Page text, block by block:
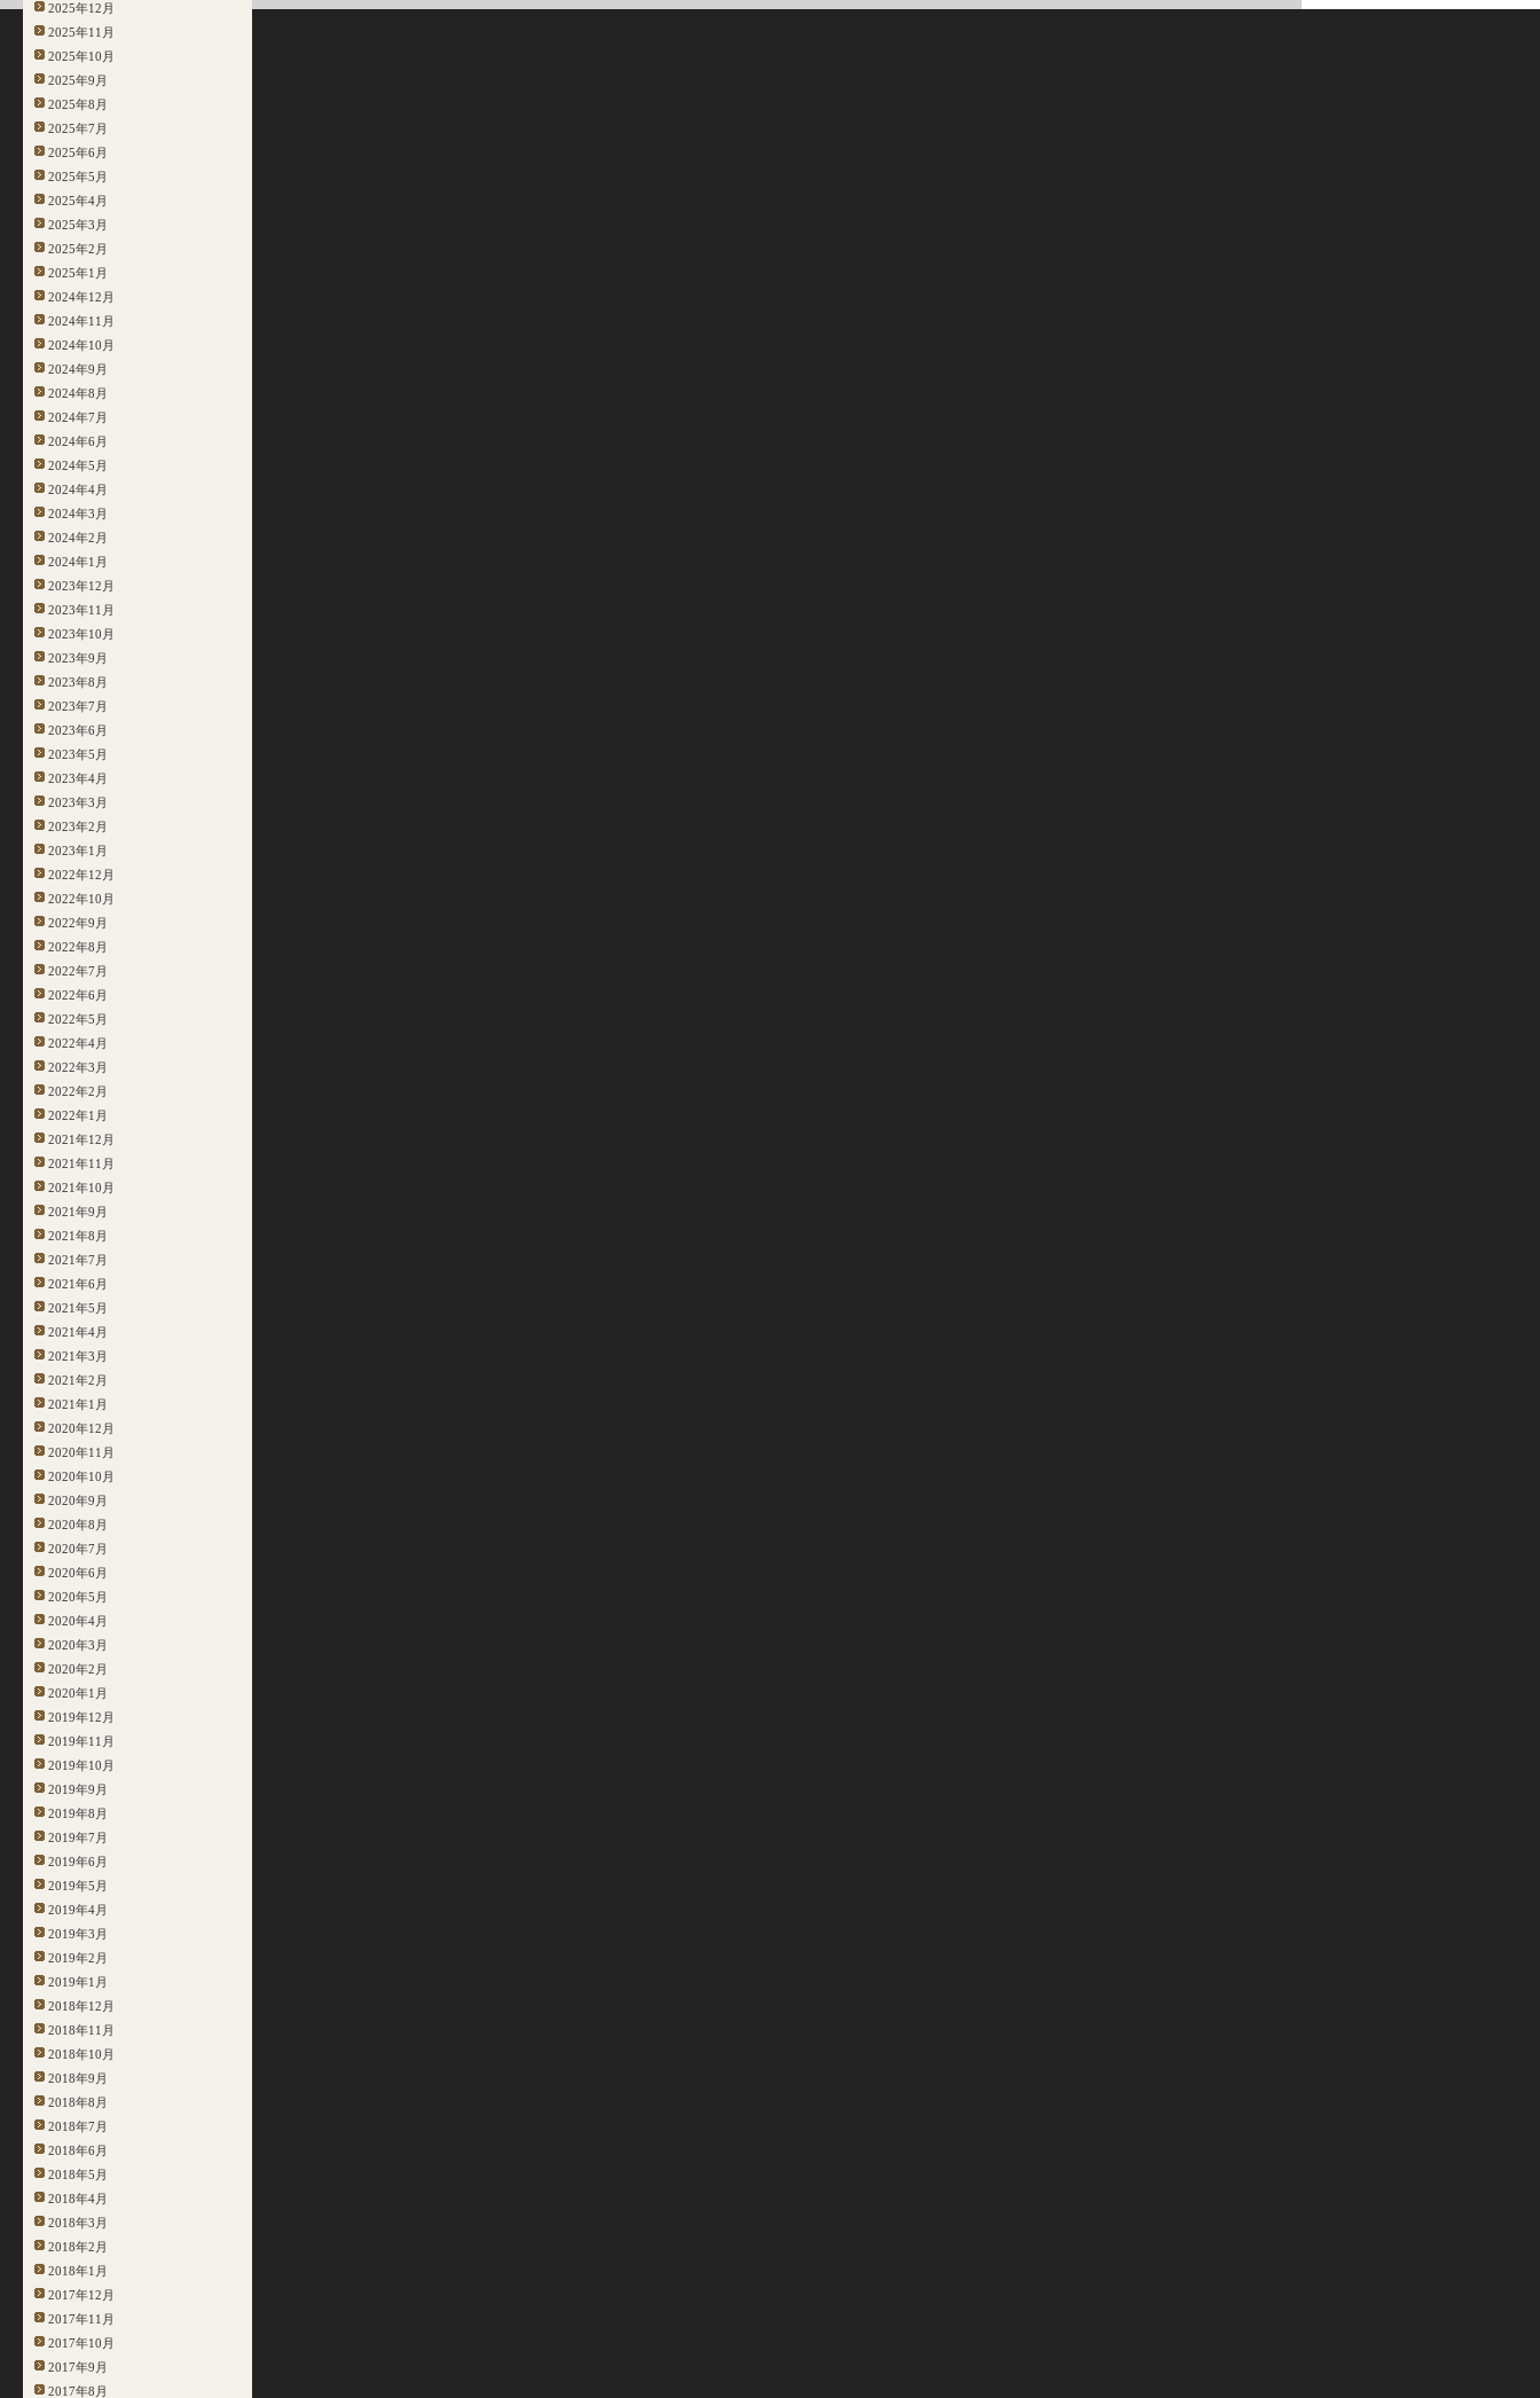
2025年12月
2025年11月
2025年10月
2025年9月
2025年8月
2025年7月
2025年6月
2025年5月
2025年4月
2025年3月
2025年2月
2025年1月
2024年12月
2024年11月
2024年10月
2024年9月
2024年8月
2024年7月
2024年6月
2024年5月
2024年4月
2024年3月
2024年2月
2024年1月
2023年12月
2023年11月
2023年10月
2023年9月
2023年8月
2023年7月
2023年6月
2023年5月
2023年4月
2023年3月
2023年2月
2023年1月
2022年12月
2022年10月
2022年9月
2022年8月
2022年7月
2022年6月
2022年5月
2022年4月
2022年3月
2022年2月
2022年1月
2021年12月
2021年11月
2021年10月
2021年9月
2021年8月
2021年7月
2021年6月
2021年5月
2021年4月
2021年3月
2021年2月
2021年1月
2020年12月
2020年11月
2020年10月
2020年9月
2020年8月
2020年7月
2020年6月
2020年5月
2020年4月
2020年3月
2020年2月
2020年1月
2019年12月
2019年11月
2019年10月
2019年9月
2019年8月
2019年7月
2019年6月
2019年5月
2019年4月
2019年3月
2019年2月
2019年1月
2018年12月
2018年11月
2018年10月
2018年9月
2018年8月
2018年7月
2018年6月
2018年5月
2018年4月
2018年3月
2018年2月
2018年1月
2017年12月
2017年11月
2017年10月
2017年9月
2017年8月